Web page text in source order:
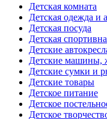
Детская комната
Детская одежда и
Детская посуда
Детская
Детские
Детские машины,
Детские сумки и
Детские товары
Детское питание
Детское
Детское